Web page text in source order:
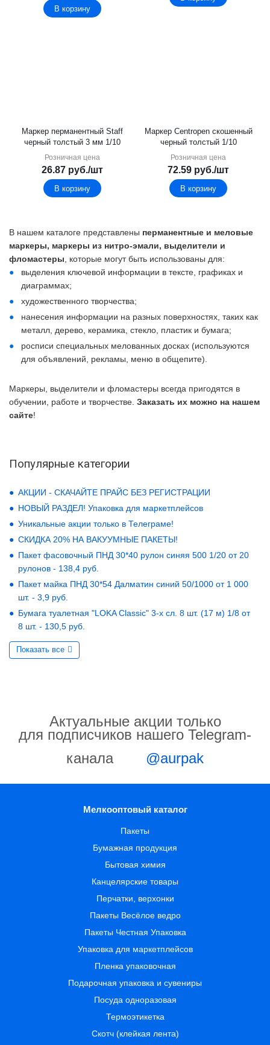
В корзину
Маркер перманентный Staff
черный толстый 3 мм 1/10
Розничная цена
26.87 руб./шт
В корзину
Маркер Centropen скошенный
черный толстый 1/10
Розничная цена
72.59 руб./шт
В корзину
В нашем каталоге представлены перманентные и меловые
маркеры, маркеры из нитро-эмали, выделители и
фломастеры , которые могут быть использованы для:
выделения ключевой информации в тексте, графиках и
диаграммах;
художественного творчества;
нанесения информации на разных поверхностях, таких как
металл, дерево, керамика, стекло, пластик и бумага;
росписи специальных мелованных досках (используются
для объявлений, рекламы, меню в общепите).
Маркеры, выделители и фломастеры всегда пригодятся в
обучении, работе и творчестве. Заказать их можно на нашем
сайте!
Популярные категории
АКЦИИ - СКАЧАЙТЕ ПРАЙС БЕЗ РЕГИСТРАЦИИ
НОВЫЙ РАЗДЕЛ! Упаковка для маркетплейсов
Уникальные акции только в Телеграме!
СКИДКА 20% НА ВАКУУМНЫЕ ПАКЕТЫ!
Пакет фасовочный ПНД 30*40 рулон синяя 500 1/20 от 20
рулонов - 138,4 руб.
Пакет майка ПНД 30*54 Далматин синий 50/1000 от 1 000
шт. - 3,9 руб.
Бумага туалетная "LOKA Classic" 3-х сл. 8 шт. (17 м) 1/8 от
8 шт. - 130,5 руб.
Показать все
Актуальные акции только
для подписчиков нашего Telegram-
канала
@aurpak
Мелкооптовый каталог
Пакеты
Бумажная продукция
Бытовая химия
Канцелярские товары
Перчатки, верхонки
Пакеты Весёлое ведро
Пакеты Честная Упаковка
Упаковка для маркетплейсов
Пленка упаковочная
Подарочная упаковка и сувениры
Посуда одноразовая
Термоэтикетка
Скотч (клейкая лента)